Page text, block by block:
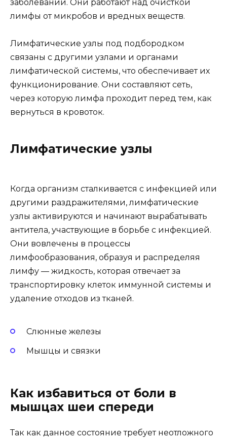
заболеваний. Они работают над очисткой
лимфы от микробов и вредных веществ.
Лимфатические узлы под подбородком
связаны с другими узлами и органами
лимфатической системы, что обеспечивает их
функционирование. Они составляют сеть,
через которую лимфа проходит перед тем, как
вернуться в кровоток.
Лимфатические узлы
Когда организм сталкивается с инфекцией или
другими раздражителями, лимфатические
узлы активируются и начинают вырабатывать
антитела, участвующие в борьбе с инфекцией.
Они вовлечены в процессы
лимфообразования, образуя и распределяя
лимфу — жидкость, которая отвечает за
транспортировку клеток иммунной системы и
удаление отходов из тканей.
Слюнные железы
Мышцы и связки
Как избавиться от боли в
мышцах шеи спереди
Так как данное состояние требует неотложного